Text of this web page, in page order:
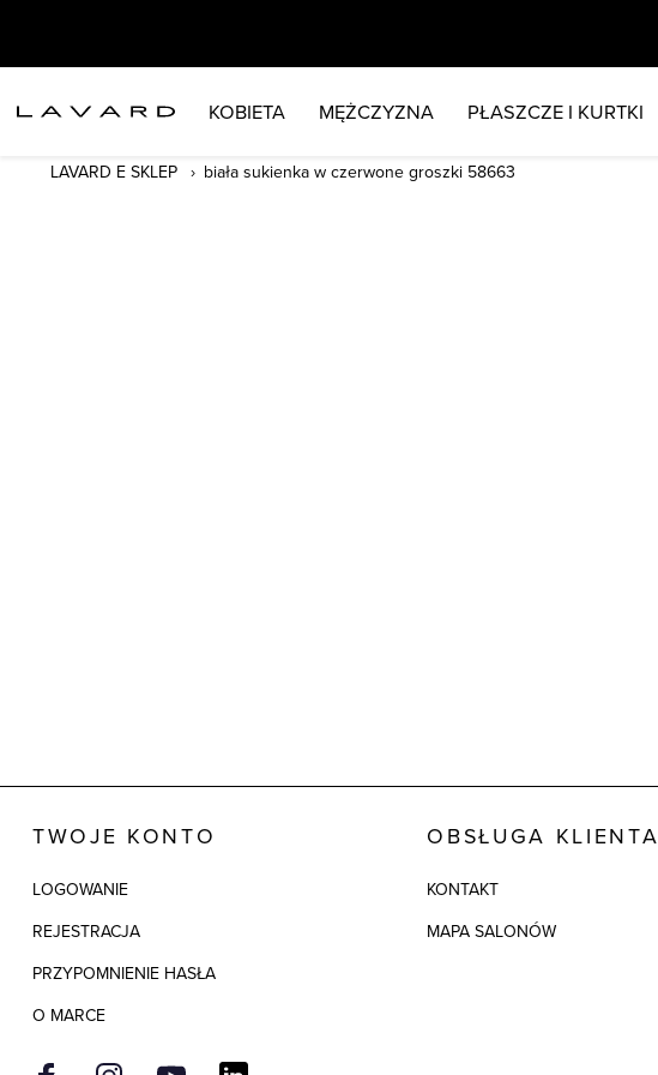
KOBIETA MĘŻCZYZNA PŁASZCZE I KURTKI
LAVARD E SKLEP biała sukienka w czerwone groszki 58663
TWOJE KONTO
LOGOWANIE
REJESTRACJA
PRZYPOMNIENIE HASŁA
O MARCE
OBSŁUGA KLIENTA
KONTAKT
MAPA SALONÓW